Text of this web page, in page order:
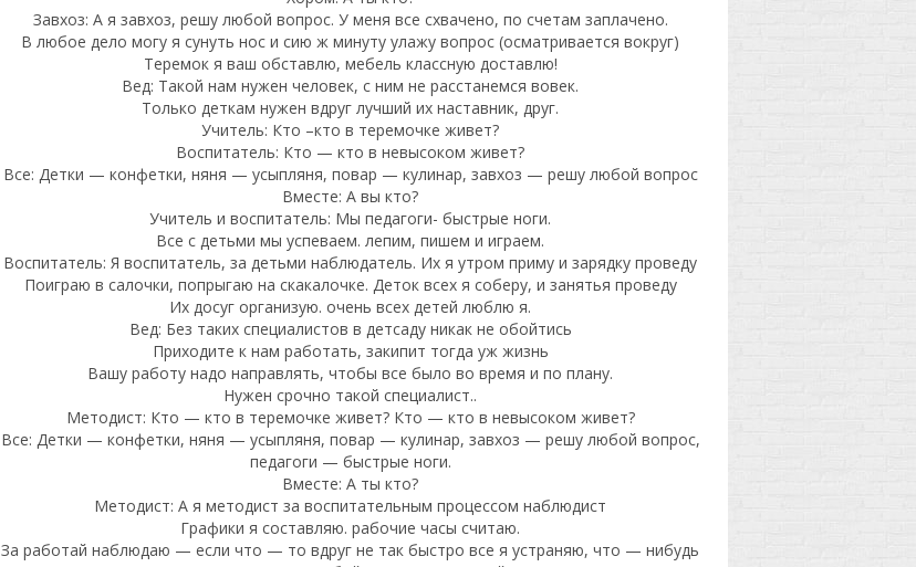
Завхоз: А я завхоз, решу любой вопрос. У меня все схвачено, по счетам заплачено.
В любое дело могу я сунуть нос и сию ж минуту улажу вопрос (осматривается вокруг)
Теремок я ваш обставлю, мебель классную доставлю!
Вед: Такой нам нужен человек, с ним не расстанемся вовек.
Только деткам нужен вдруг лучший их наставник, друг.
Учитель: Кто –кто в теремочке живет?
Воспитатель: Кто — кто в невысоком живет?
Все: Детки — конфетки, няня — усыпляня, повар — кулинар, завхоз — решу любой вопрос
Вместе: А вы кто?
Учитель и воспитатель: Мы педагоги- быстрые ноги.
Все с детьми мы успеваем. лепим, пишем и играем.
Воспитатель: Я воспитатель, за детьми наблюдатель. Их я утром приму и зарядку проведу
Поиграю в салочки, попрыгаю на скакалочке. Деток всех я соберу, и занятья проведу
Их досуг организую. очень всех детей люблю я.
Вед: Без таких специалистов в детсаду никак не обойтись
Приходите к нам работать, закипит тогда уж жизнь
Вашу работу надо направлять, чтобы все было во время и по плану.
Нужен срочно такой специалист..
Методист: Кто — кто в теремочке живет? Кто — кто в невысоком живет?
Все: Детки — конфетки, няня — усыпляня, повар — кулинар, завхоз — решу любой вопрос,
педагоги — быстрые ноги.
Вместе: А ты кто?
Методист: А я методист за воспитательным процессом наблюдист
Графики я составляю. рабочие часы считаю.
За работай наблюдаю — если что — то вдруг не так быстро все я устраняю, что — нибудь